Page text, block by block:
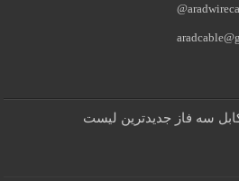
سه فاز جدیدترین لیست